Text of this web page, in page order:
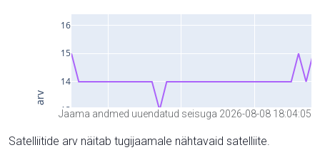
Jaama andmed uuendatud seisuga 2026-08-08 18:04:05
Satelliitide arv näitab tugijaamale nähtavaid satelliite.